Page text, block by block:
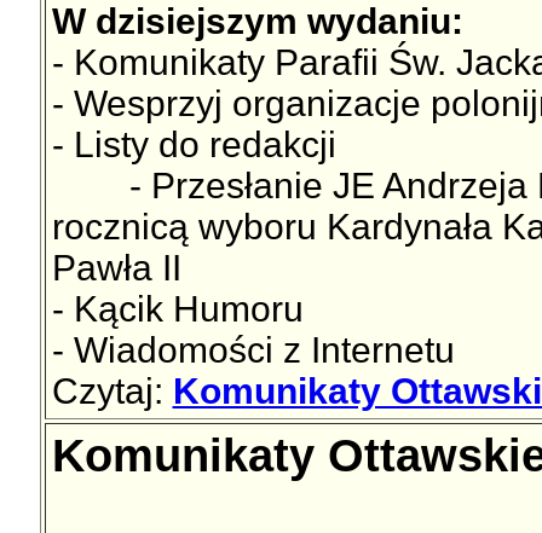
W dzisiejszym wydaniu:
- Komunikaty Parafii Św.
- Wesprzyj organizacje
- Listy do redakcji
- Przesłanie JE Andrzeja
rocznicą wyboru Kardynała
Pawła II
- Kącik Humoru
- Wiadomości z Internetu
Czytaj: Komunikaty
Komunikaty